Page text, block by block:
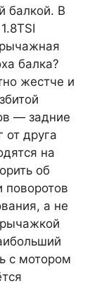
балкой. В
балка?
жестче и
— задние
от друга
на
об
поворотов
а не
с мотором